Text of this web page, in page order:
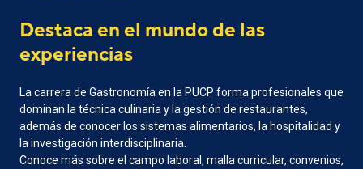
Destaca en el mundo de las
experiencias
La carrera de Gastronomía en la PUCP forma profesionales que
dominan la técnica culinaria y la gestión de restaurantes,
además de conocer los sistemas alimentarios, la hospitalidad y
la investigación interdisciplinaria.
Conoce más sobre el campo laboral, malla curricular, convenios,